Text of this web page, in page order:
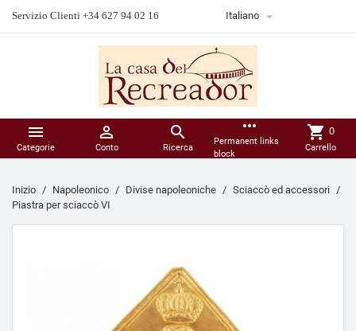
Servizio Clienti +34 627 94 02 16 Italiano 

Categorie

Conto

Ricerca
more_horiz
Permanent links
block
shopping_cart 0
Carrello
Inizio Napoleonico Divise napoleoniche
Sciaccò ed accessori
Piastra per sciaccò VI